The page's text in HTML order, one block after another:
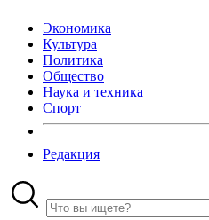
Экономика
Культура
Политика
Общество
Наука и техника
Спорт
Редакция